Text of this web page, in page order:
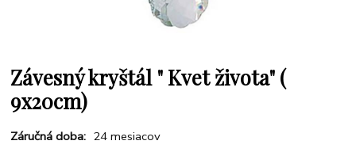
Závesný kryštál " Kvet života" (
9x20cm)
Záručná doba: 24 mesiacov